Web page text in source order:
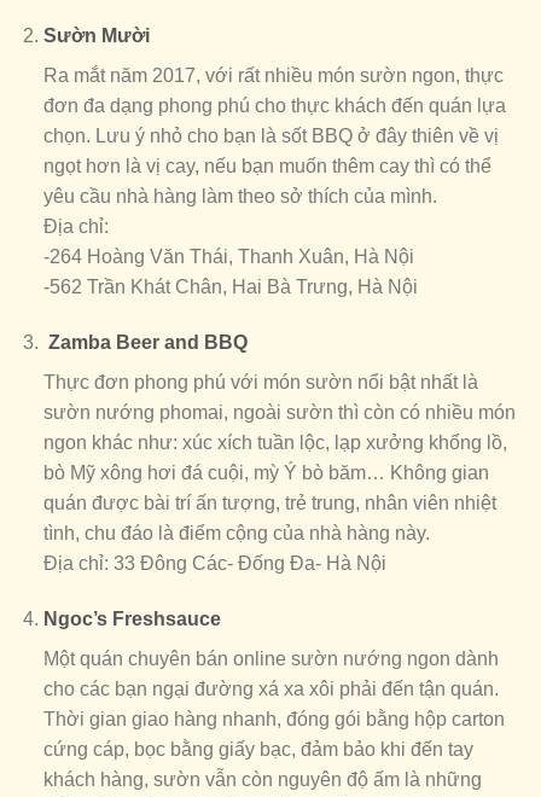
Sườn Mười
Ra mắt năm 2017, với rất nhiều món sườn ngon, thực
đơn đa dạng phong phú cho thực khách đến quán lựa
chọn. Lưu ý nhỏ cho bạn là sốt BBQ ở đây thiên về vị
ngọt hơn là vị cay, nếu bạn muốn thêm cay thì có thể
yêu cầu nhà hàng làm theo sở thích của mình.
Địa chỉ:
-264 Hoàng Văn Thái, Thanh Xuân, Hà Nội
-562 Trần Khát Chân, Hai Bà Trưng, Hà Nội
Zamba Beer and BBQ
Thực đơn phong phú với món sườn nổi bật nhất là
sườn nướng phomai, ngoài sườn thì còn có nhiều món
ngon khác như: xúc xích tuần lộc, lạp xưởng khổng lồ,
bò Mỹ xông hơi đá cuội, mỳ Ý bò băm… Không gian
quán được bài trí ấn tượng, trẻ trung, nhân viên nhiệt
tình, chu đáo là điểm cộng của nhà hàng này.
Địa chỉ: 33 Đông Các- Đống Đa- Hà Nội
Ngoc’s Freshsauce
Một quán chuyên bán online sườn nướng ngon dành
cho các bạn ngại đường xá xa xôi phải đến tận quán.
Thời gian giao hàng nhanh, đóng gói bằng hộp carton
cứng cáp, bọc bằng giấy bạc, đảm bảo khi đến tay
khách hàng, sườn vẫn còn nguyên độ ấm là những